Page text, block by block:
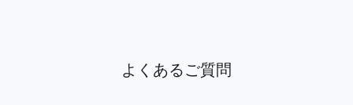
よくあるご質問